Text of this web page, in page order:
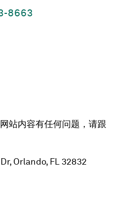
8663
站内容有任何问题，请跟
Orlando, FL 32832